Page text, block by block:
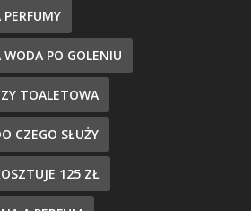
PO GOLENIU
TOALETOWA
CZEGO SŁUŻY
125 ZŁ